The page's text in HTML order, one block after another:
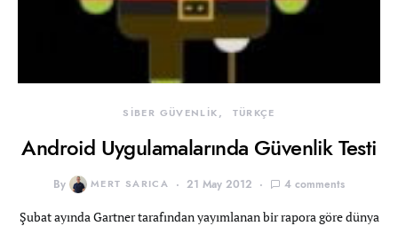
SİBER GÜVENLİK TÜRKÇE
Android Uygulamalarında Güvenlik Testi
By MERT SARICA 21 May 2012 4 comments
Şubat ayında Gartner tarafından yayımlanan bir rapora göre dünya